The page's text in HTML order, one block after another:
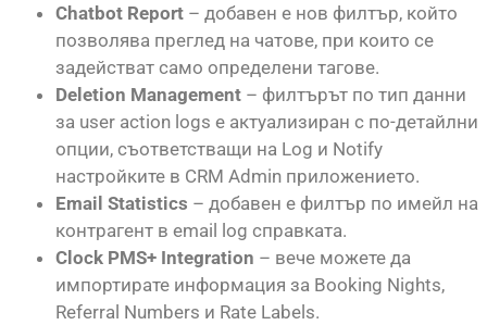
Chatbot Report – добавен е нов филтър, който
позволява преглед на чатове, при които се
задействат само определени тагове.
Deletion Management – филтърът по тип данни
за user action logs е актуализиран с по-детайлни
опции, съответстващи на Log и Notify
настройките в CRM Admin приложението.
Email Statistics – добавен е филтър по имейл на
контрагент в email log справката.
Clock PMS+ Integration – вече можете да
импортирате информация за Booking Nights,
Referral Numbers и Rate Labels.